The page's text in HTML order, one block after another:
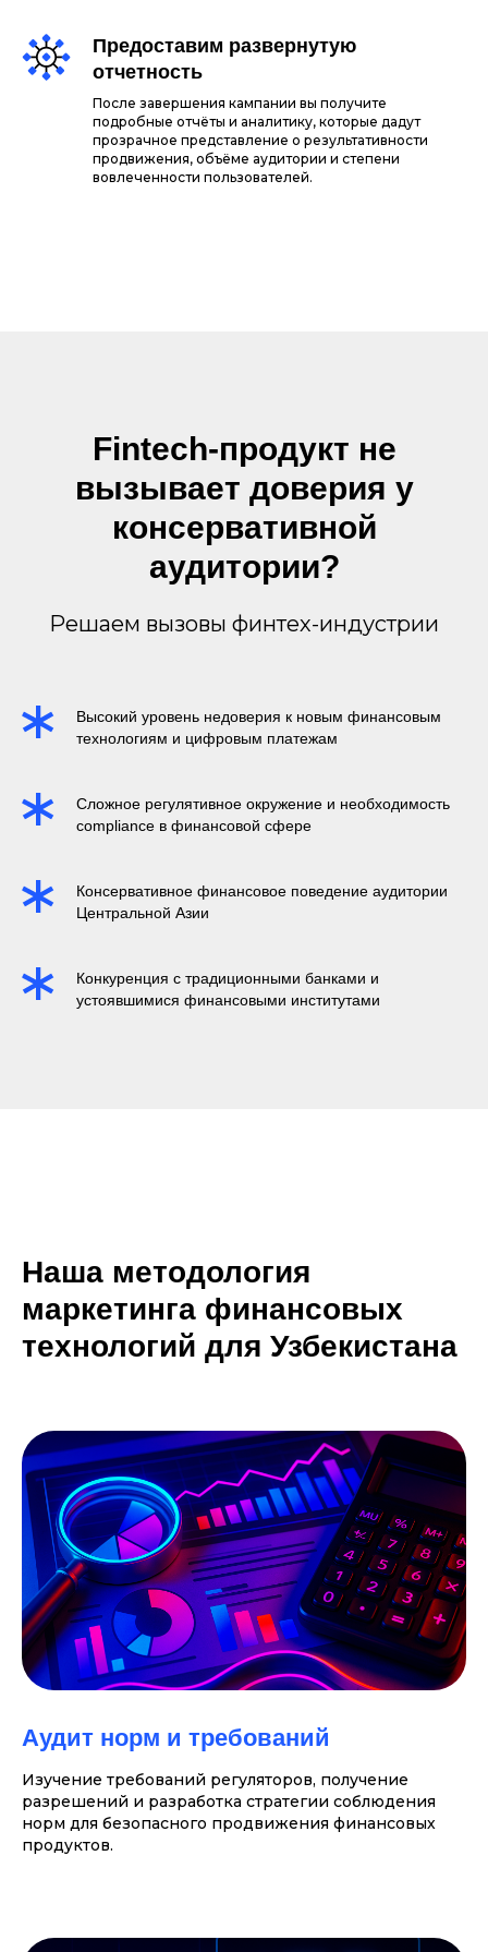
Предоставим развернутую
отчетность
После завершения кампании вы получите
подробные отчёты и аналитику, которые дадут
прозрачное представление о результативности
продвижения, объёме аудитории и степени
вовлеченности пользователей.
Fintech-продукт не
вызывает доверия у
консервативной
аудитории?
Решаем вызовы финтех-индустрии
Высокий уровень недоверия к новым финансовым
технологиям и цифровым платежам
Сложное регулятивное окружение и необходимость
compliance в финансовой сфере
Консервативное финансовое поведение аудитории
Центральной Азии
Конкуренция с традиционными банками и
устоявшимися финансовыми институтами
Наша методология
маркетинга финансовых
технологий для Узбекистана
Аудит норм и требований
Изучение требований регуляторов, получение
разрешений и разработка стратегии соблюдения
норм для безопасного продвижения финансовых
продуктов.